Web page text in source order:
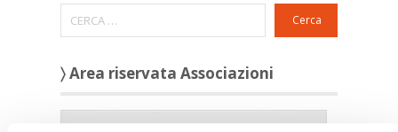
Cerca
〉 Area riservata Associazioni